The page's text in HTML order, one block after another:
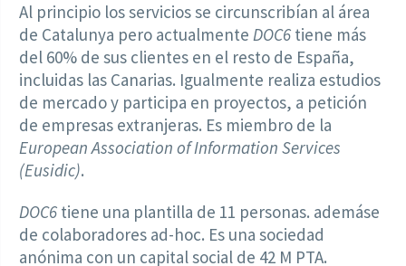
Al principio los servicios se circunscribían al área
de Catalunya pero actualmente DOC6 tiene más
del 60% de sus clientes en el resto de España,
incluidas las Canarias. Igualmente realiza estudios
de mercado y participa en proyectos, a petición
de empresas extranjeras. Es miembro de la
European Association of Information Services
(Eusidic).
DOC6 tiene una plantilla de 11 personas. ademáse
de colaboradores ad-hoc. Es una sociedad
anónima con un capital social de 42 M PTA.